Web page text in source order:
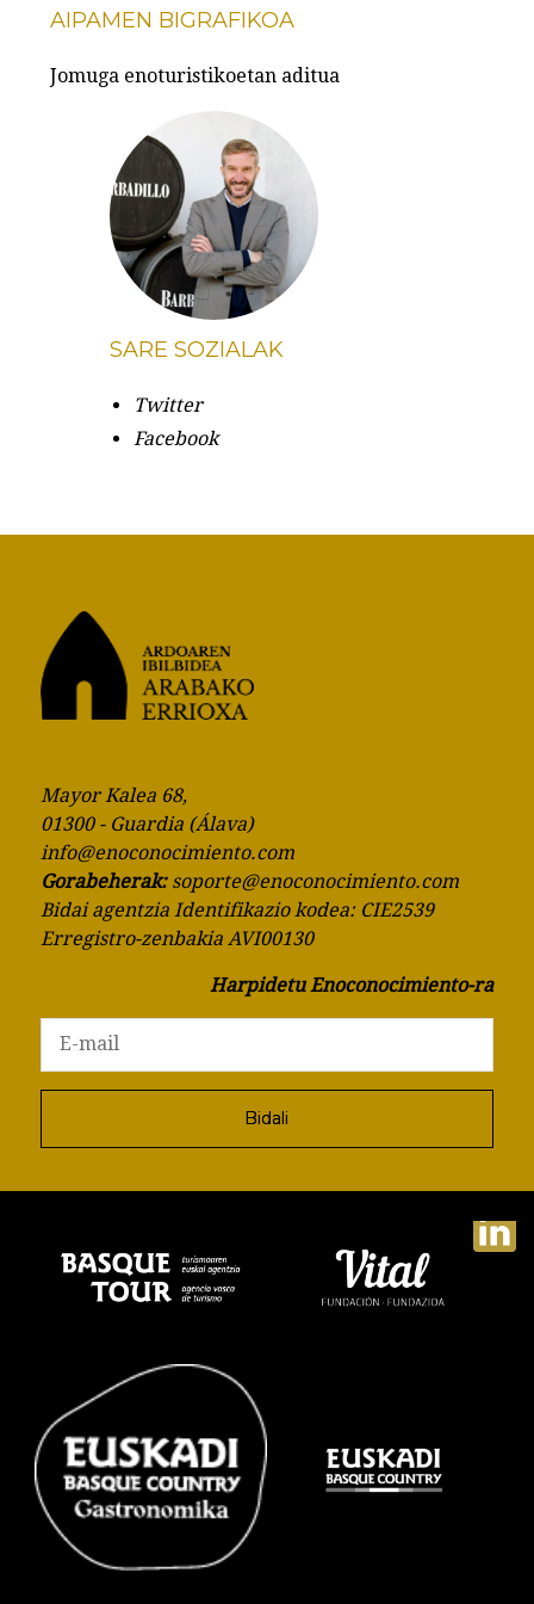
AIPAMEN BIGRAFIKOA
Jomuga enoturistikoetan aditua
SARE SOZIALAK
Twitter
Facebook
Mayor Kalea 68,
01300 - Guardia (Álava)
info@enoconocimiento.com
Gorabeherak: soporte@enoconocimiento.com
Bidai agentzia Identifikazio kodea: CIE2539
Erregistro-zenbakia AVI00130
Harpidetu Enoconocimiento-ra